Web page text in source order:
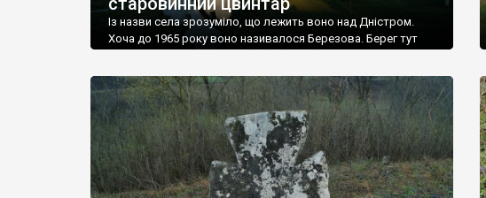
Із назви села зрозуміло, що лежить воно над Дністром.
Хоча до 1965 року воно називалося Березова. Берег тут
Наддністрянське відрізняється від більшості навколишніх
сіл. У селі є мурована Михайлівська церква. Точної дати […]